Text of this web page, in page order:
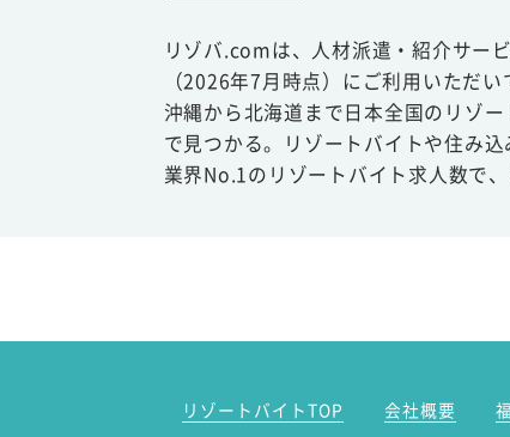
リゾバ.comは、人材派遣・紹介サー
（2026年7月時点）にご利用いただい
沖縄から北海道まで日本全国のリゾ
で見つかる。リゾートバイトや住み
業界No.1のリゾートバイト求人数で
リゾートバイトTOP 会社概要